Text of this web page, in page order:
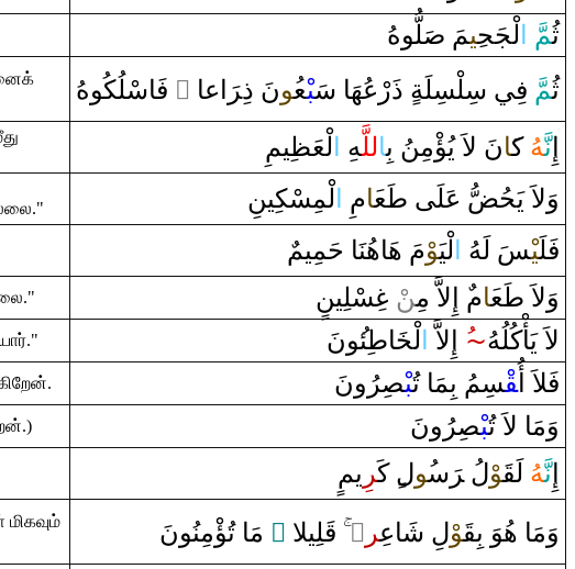
ثُ‍‍مّ لْجَح‍‍ِ‍ي‍‍مَ صَ‍‍لُّوهُ
ثُ‍‍مّ َ فِي سِلْسِلَة‌ ‌ ‌ذَ‌رْعُهَا‌ سَ‍‍بْ‍‍ع‍‍ُ‍ونَ ‌ذِ‌‍رَ ‌اعا‌ ‌ ً ‌ فَاسْلُكُوهُ
إِنَّ‍‍هُ ك‍‍َ‍انَ لاَ‌ يُؤْمِنُ بِ‍اللَّ‍‍هِ لْعَ‍‍ظِ‍‍يمِ
وَلاَ‌ يَحُ‍‍ضّ ُ عَلَى‌ طَ‍‍ع‍‍َ‍امِ لْمِسْكِينِ
فَلَ‍‍يْ‍‍سَ لَهُ لْيَ‍‍وْمَ هَاهُنَا‌ حَمِيمٌ
وَلاَ‌ طَ‍‍ع‍‍َ‍ام‌ ‌ ‌إِلاَّ‌ مِ‍‌‍ن غِ‍‍سْلِينٍ
لاَ‌ يَأْكُلُهُ~ ُ ‌إِلاَّ‌ لْ‍‍خَ‍‍اطِ‍‍ئ‍‍ونَ
فَلاَ‌ ‌أُ‍قْ‍‍سِمُ بِمَا‌ تُ‍‍بْ‍‍صِ‍‍رُ‌ونَ
وَمَا‌ لاَ‌ تُ‍‍بْ‍‍صِ‍‍رُ‌ونَ
إِنَّ‍‍هُ لَ‍‍قَ‍‍وْلُ ‌‍رَس‍‍ُ‍ول‌ ‌ كَ‍‍ر ِيمٍ
وَمَا‌ هُوَ‌ بِ‍‍قَ‍‍وْلِ شَاعِ‍‍ر ‌ٍ‌ قَ‍‍لِيلا ‌ ً ‌ مَا‌ تُؤْمِنُونَ